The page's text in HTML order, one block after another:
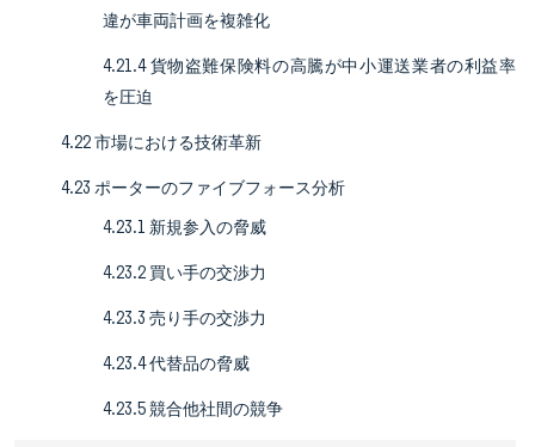
違が車両計画を複雑化
4.21.4 貨物盗難保険料の高騰が中小運送業者の利益率
を圧迫
4.22 市場における技術革新
4.23 ポーターのファイブフォース分析
4.23.1 新規参入の脅威
4.23.2 買い手の交渉力
4.23.3 売り手の交渉力
4.23.4 代替品の脅威
4.23.5 競合他社間の競争